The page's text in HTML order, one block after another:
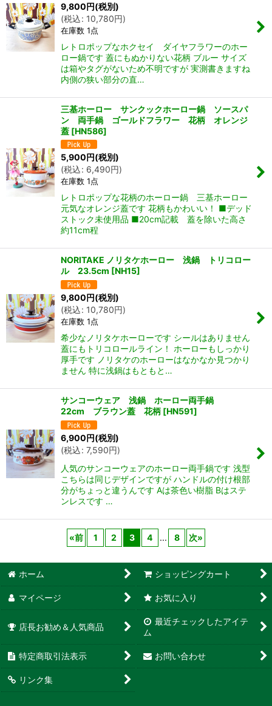
9,800円(税別)
(税込: 10,780円)
在庫数 1点
レトロポップなホクセイ ダイヤフラワーのホー
ロー鍋です 蓋にもぬかりない花柄 ブルー サイズ
は箱やタグがないため不明ですが 実測書きますね
内側の狭い部分の直…
三基ホーロー サンクックホーロー鍋 ソースパ
ン 両手鍋 ゴールドフラワー 花柄 オレンジ
蓋 [HN586]
5,900円(税別)
(税込: 6,490円)
在庫数 1点
レトロポップな花柄のホーロー鍋 三基ホーロー
元気なオレンジ蓋です 花柄もかわいい！ ■デッド
ストック未使用品 ■20cm記載 蓋を除いた高さ
約11cm程
NORITAKE ノリタケホーロー 浅鍋 トリコロー
ル 23.5cm [NH15]
9,800円(税別)
(税込: 10,780円)
在庫数 1点
希少なノリタケホーローです シールはありません
蓋にもトリコロールライン！ ホーローもしっかり
厚手です ノリタケのホーローはなかなか見つかり
ません 特に浅鍋はもともと…
サンコーウェア 浅鍋 ホーロー両手鍋
22cm ブラウン蓋 花柄 [HN591]
6,900円(税別)
(税込: 7,590円)
人気のサンコーウェアのホーロー両手鍋です 浅型
こちらは同じデザインですが ハンドルの付け根部
分がちょっと違うんです Aは茶色い樹脂 Bはステ
ンレスです …
«前 1 2 3 4 ... 8 次»
ホーム ショッピングカート
マイページ お気に入り
店長お勧め＆人気商品
最近チェックしたアイテ
ム
特定商取引法表示 お問い合わせ
リンク集